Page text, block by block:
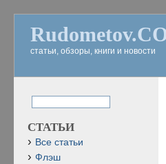
статьи, обзоры, книги и новости
СТАТЬИ
Все статьи
Флэш